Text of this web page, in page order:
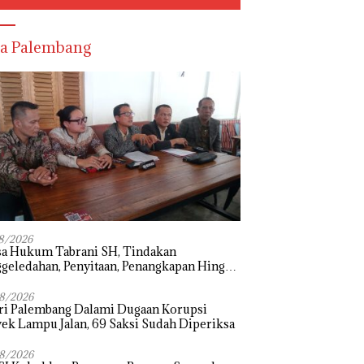
Palembang
2026
Hukum Tabrani SH, Tindakan
Penyitaan, Penangkapan Hingga
Melalui Mekanisme Praperadilan
2026
Palembang Dalami Dugaan Korupsi
Lampu Jalan, 69 Saksi Sudah Diperiksa
2026